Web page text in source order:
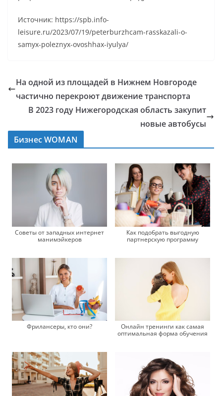
Источник: https://spb.info-
leisure.ru/2023/07/19/peterburzhcam-rasskazali-o-
samyx-poleznyx-ovoshhax-iyulya/
На одной из площадей в Нижнем Новгороде
частично перекроют движение транспорта
В 2023 году Нижегородская область закупит
новые автобусы
Бизнес WOMAN
Советы от западных интернет
манимэйкеров
Как подобрать выгодную
партнерскую программу
Фрилансеры, кто они?
Онлайн тренинги как самая
оптимальная форма обучения